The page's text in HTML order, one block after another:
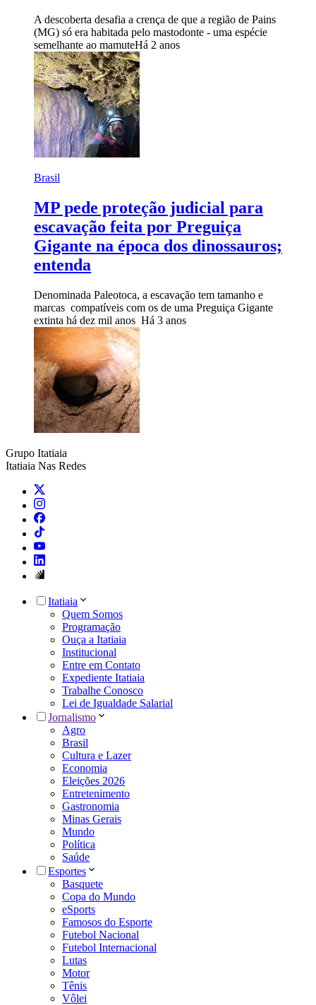
A descoberta desafia a crença de que a região de Pains
(MG) só era habitada pelo mastodonte - uma espécie
semelhante ao mamuteHá 2 anos
Brasil
MP pede proteção judicial para
escavação feita por Preguiça
Gigante na época dos dinossauros;
entenda
Denominada Paleotoca, a escavação tem tamanho e
marcas compatíveis com os de uma Preguiça Gigante
extinta há dez mil anos Há 3 anos
Grupo Itatiaia
Itatiaia Nas Redes
Itatiaia
Quem Somos
Programação
Ouça a Itatiaia
Institucional
Entre em Contato
Expediente Itatiaia
Trabalhe Conosco
Lei de Igualdade Salarial
Jornalismo
Agro
Brasil
Cultura e Lazer
Economia
Eleições 2026
Entretenimento
Gastronomia
Minas Gerais
Mundo
Política
Saúde
Esportes
Basquete
Copa do Mundo
eSports
Famosos do Esporte
Futebol Nacional
Futebol Internacional
Lutas
Motor
Tênis
Vôlei